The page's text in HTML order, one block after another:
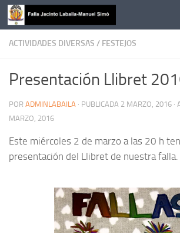
Saltar al contenido
ACTIVIDADES DIVERSAS / FESTEJOS
Presentación Llibret
POR ADMINLABAILA · PUBLICADA 2 MARZO, 2016 ·
MARZO, 2016
Este miércoles 2 de marzo a las 20 h
presentación del Llibret de nuestra falla.